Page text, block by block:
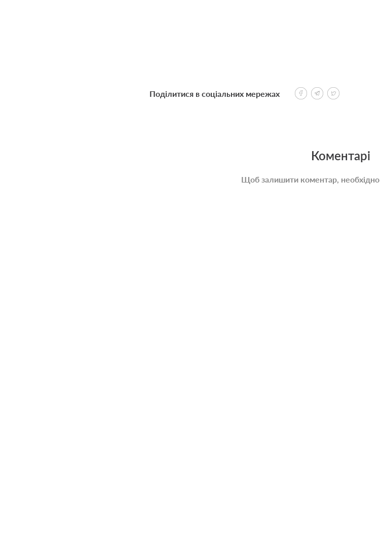
Поділитися в соціальних мережах
Коментарі
Щоб залишити коментар, необхідно